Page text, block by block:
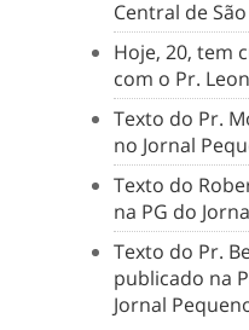
Central de
Hoje, 20, tem
com o Pr.
Texto do Pr.
no Jornal
Texto do
na PG do
Texto do Pr.
publicado na
Jornal